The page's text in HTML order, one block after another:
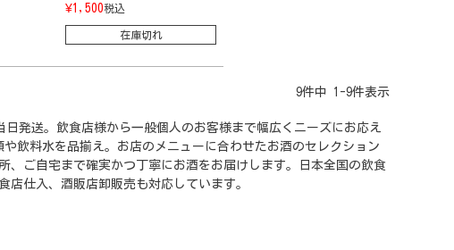
¥1,500税込
在庫切れ
9件中 1 -9件表示
日発送。飲食店様から一般個人のお客様まで幅広くニーズにお応え
飲料水を品揃え。お店のメニューに合わせたお酒のセレクション
、ご自宅まで確実かつ丁寧にお酒をお届けします。日本全国の飲食
仕入、酒販店卸販売も対応しています。